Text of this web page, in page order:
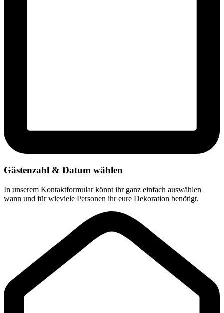
Gästenzahl & Datum wählen
In unserem Kontaktformular könnt ihr ganz einfach auswählen
wann und für wieviele Personen ihr eure Dekoration benötigt.